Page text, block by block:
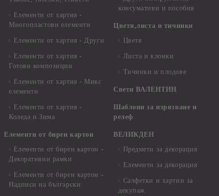
Елементи от хартия -
Многопластови елементи
Елементи от хартия - Други
Елементи от хартия -
Готови композиции
Елементи от хартия - Микс
елементи
Елементи от хартия -
Коледа и Зима
Елементи от бирен картон
Елементи от бирен картон -
Декоративни рамки
Елементи от бирен картон -
Надписи на български
консумативи и пособия
Цветя,листа и тичинки
Цветя
Листа и клонки
Тичинки и плодове
Свети ВАЛЕНТИН
Шаблони за изрязване и
релеф
ВЕЛИКДЕН
Предмети за декорация
Елементи за декорация
Салфетки и хартии за
декупаж